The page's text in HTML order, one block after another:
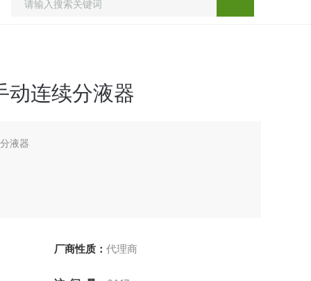
动连续分液器
液器
厂商性质： 代理商